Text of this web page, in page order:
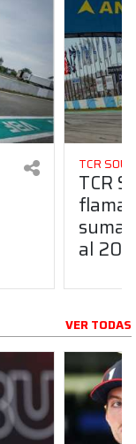
TCR
TCR
suma
al
VER TODAS